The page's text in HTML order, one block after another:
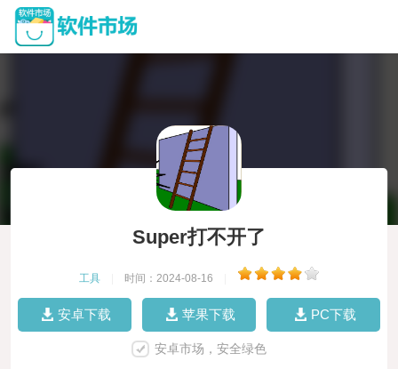
Super打不开了
工具 时间：2024-08-16
安卓下载 苹果下载 PC下载
安卓市场，安全绿色